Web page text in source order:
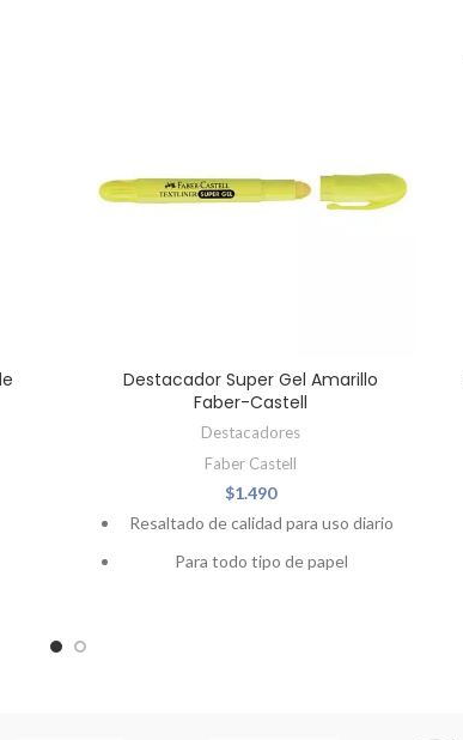
Destacador Super Gel Amarillo
Faber-Castell
Destacadores
Faber Castell
$1.490
Resaltado de calidad para uso diario
Para todo tipo de papel